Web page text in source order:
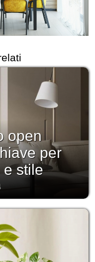
open
per
e stile